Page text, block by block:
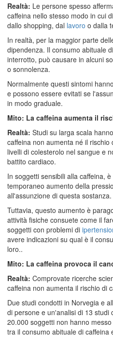
Realtà: Le persone spesso
caffeina nello stesso modo in cui
dallo shopping, dal lavoro o dalla
In realtà, per la maggior parte
dipendenza. Il consumo abituale
interrotto, può causare in alcuni
o sonnolenza.
Normalmente questi sintomi
e possono essere evitati se
in modo graduale.
Mito: La caffeina aumenta il
Realtà: Studi su larga scala
caffeina non aumenta né il
livelli di colesterolo nel sangue e
battito cardiaco.
In soggetti sensibili alla caffeina,
temporaneo aumento della
all'assunzione di questa sostanza.
Tuttavia, questo aumento è
attività fisiche consuete come il
soggetti con problemi di
avere indicazioni su qual è il
loro..
Mito: La caffeina provoca il
Realtà: Comprovate ricerche
caffeina non aumenta il rischio di
Due studi condotti in Norvegia e
di persone e un'analisi di 13 studi
20.000 soggetti non hanno
tra il consumo abituale di caffeina